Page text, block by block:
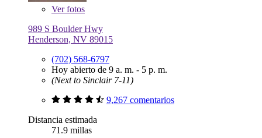
Verfotos
989 S Boulder Hwy
Henderson, NV 89015
(702) 568-6797
Hoy abierto de 9 a. m. - 5 p. m.
(Next to Sinclair 7-11)
9,267 comentarios
Distancia estimada
71.9 millas